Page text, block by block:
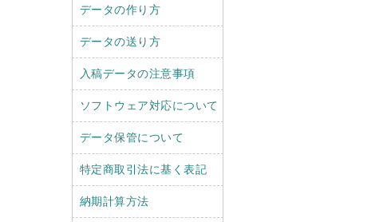
データの作り方
データの送り方
入稿データの注意事項
ソフトウェア対応について
データ保管について
特定商取引法に基く表記
納期計算方法